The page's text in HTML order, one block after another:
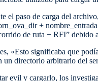
el paso de carga del
+
de ruta + RFI”
«Esto significaba que
un directorio arbitrario del
evil y cargarlo, los